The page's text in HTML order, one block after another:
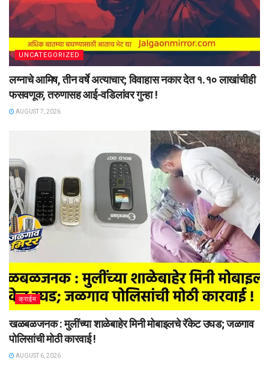
UNCATEGORIZED
लग्नाचे आमिष, तीन वर्षे अत्याचार; विवाहास नकार देत १.१० लाखांचीही
फसवणूक, तरुणासह आई-वडिलांवर गुन्हा !
AUGUST 7, 2026
क्राईम
खळबळजनक : मुलींच्या शाळेबाहेर मिनी मोबाइलचे रॅकेट उघड; जळगाव
पोलिसांची मोठी कारवाई !
AUGUST 6, 2026